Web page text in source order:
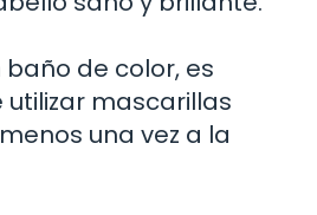
baño de color, es
mascarillas
una vez a la